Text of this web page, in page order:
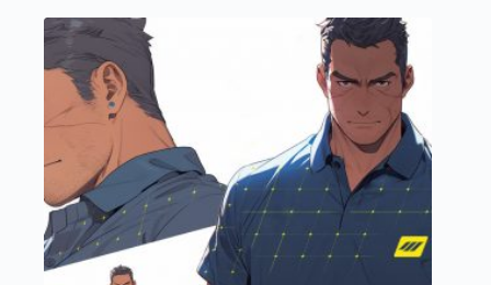
variations.
Les
options
peuvent
être
choisies
la
du
produit